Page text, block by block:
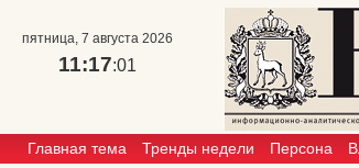
пятница, 7 августа 2026
11:17:02
Главная тема Тренды недели Персона